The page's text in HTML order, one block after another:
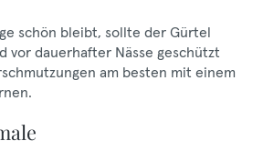
schön bleibt, sollte der Gürtel
vor dauerhafter Nässe geschützt
am besten mit einem